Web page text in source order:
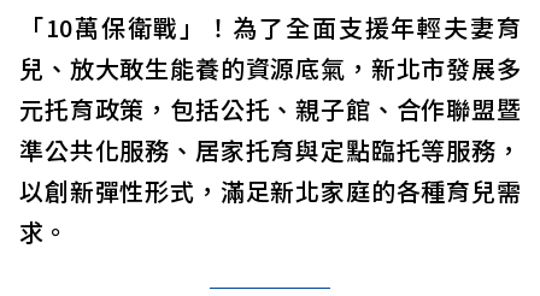
「10萬保衛戰」！為了全面支援年輕夫妻育
兒、放大敢生能養的資源底氣，新北市發展多
元托育政策，包括公托、親子館、合作聯盟暨
準公共化服務、居家托育與定點臨托等服務，
以創新彈性形式，滿足新北家庭的各種育兒需
求。